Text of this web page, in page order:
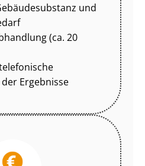
und
(ca. 20
Ergebnisse